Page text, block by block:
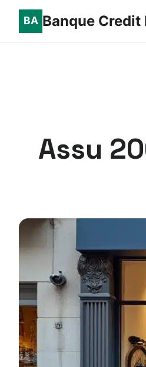
Banque Credit
Assu